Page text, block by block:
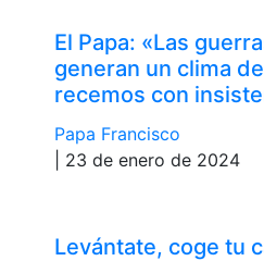
El Papa: «Las
generan un clima
recemos con
Papa Francisco
| 23 de enero de 2024
Levántate, coge tu